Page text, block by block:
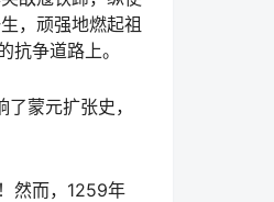
，顽强地燃起祖
争道路上。
蒙元扩张史，
然而，1259年